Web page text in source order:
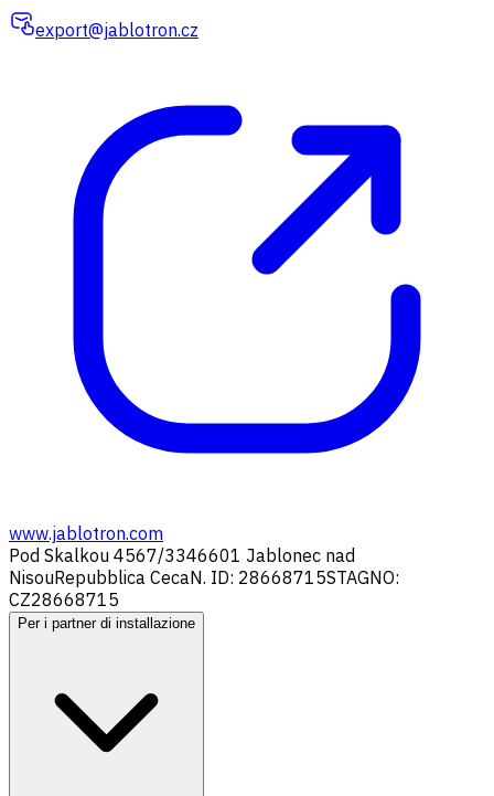
export@jablotron.cz
www.jablotron.com
Pod Skalkou 4567/3346601 Jablonec nad
NisouRepubblica CecaN. ID: 28668715STAGNO:
CZ28668715
Per i partner di installazione